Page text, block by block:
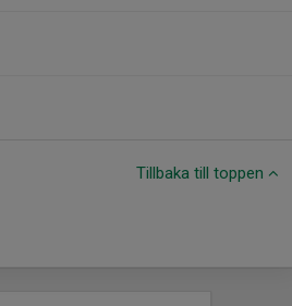
Tillbaka till toppen